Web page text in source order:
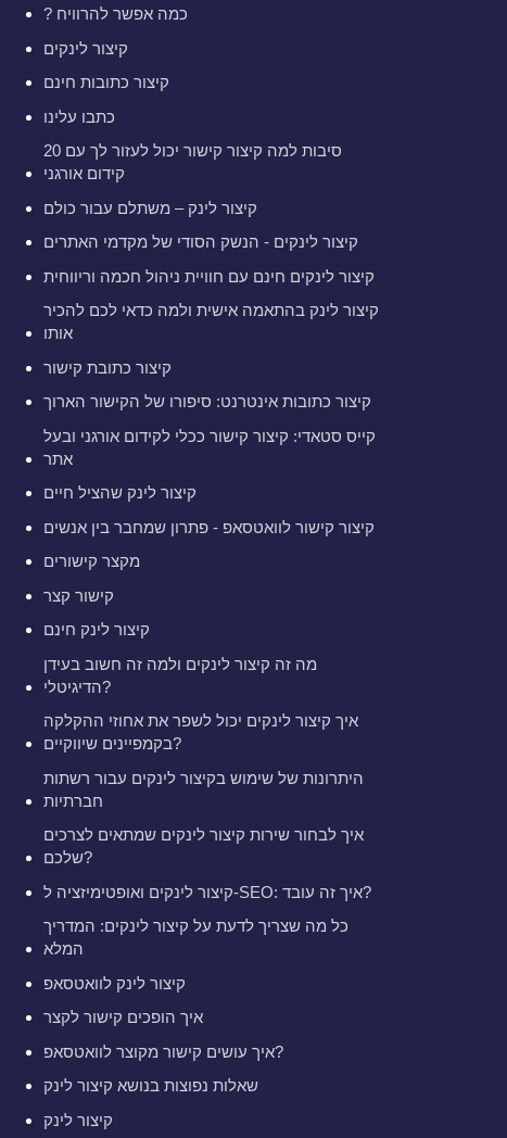
? כמה אפשר להרוויח
קיצור לינקים
קיצור כתובות חינם
כתבו עלינו
20 סיבות למה קיצור קישור יכול לעזור לך עם
קידום אורגני
קיצור לינק – משתלם עבור כולם
קיצור לינקים - הנשק הסודי של מקדמי האתרים
קיצור לינקים חינם עם חוויית ניהול חכמה וריווחית
קיצור לינק בהתאמה אישית ולמה כדאי לכם להכיר
אותו
קיצור כתובת קישור
קיצור כתובות אינטרנט: סיפורו של הקישור הארוך
קייס סטאדי: קיצור קישור ככלי לקידום אורגני ובעל
אתר
קיצור לינק שהציל חיים
קיצור קישור לוואטסאפ - פתרון שמחבר בין אנשים
מקצר קישורים
קישור קצר
קיצור לינק חינם
מה זה קיצור לינקים ולמה זה חשוב בעידן
הדיגיטלי?
איך קיצור לינקים יכול לשפר את אחוזי ההקלקה
בקמפיינים שיווקיים?
היתרונות של שימוש בקיצור לינקים עבור רשתות
חברתיות
איך לבחור שירות קיצור לינקים שמתאים לצרכים
שלכם?
קיצור לינקים ואופטימיזציה ל-SEO: איך זה עובד?
כל מה שצריך לדעת על קיצור לינקים: המדריך
המלא
קיצור לינק לוואטסאפ
איך הופכים קישור לקצר
איך עושים קישור מקוצר לוואטסאפ?
שאלות נפוצות בנושא קיצור לינק
קיצור לינק